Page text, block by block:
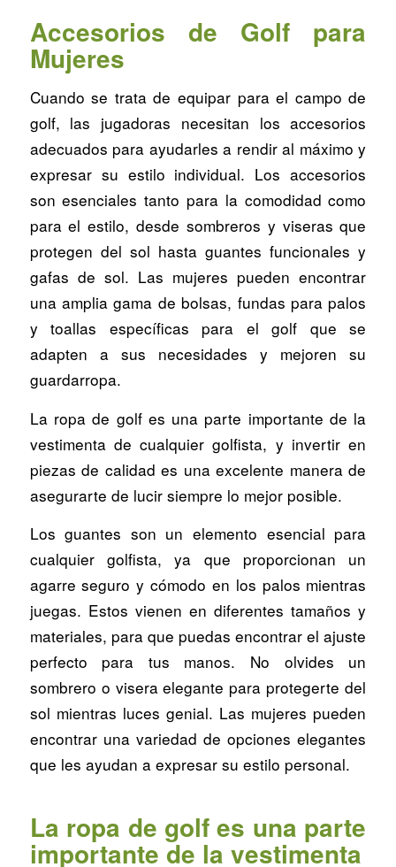
Accesorios de Golf para
Mujeres
Cuando se trata de equipar para el campo de
golf, las jugadoras necesitan los accesorios
adecuados para ayudarles a rendir al máximo y
expresar su estilo individual. Los accesorios
son esenciales tanto para la comodidad como
para el estilo, desde sombreros y viseras que
protegen del sol hasta guantes funcionales y
gafas de sol. Las mujeres pueden encontrar
una amplia gama de bolsas, fundas para palos
y toallas específicas para el golf que se
adapten a sus necesidades y mejoren su
guardarropa.
La ropa de golf es una parte importante de la
vestimenta de cualquier golfista, y invertir en
piezas de calidad es una excelente manera de
asegurarte de lucir siempre lo mejor posible.
Los guantes son un elemento esencial para
cualquier golfista, ya que proporcionan un
agarre seguro y cómodo en los palos mientras
juegas. Estos vienen en diferentes tamaños y
materiales, para que puedas encontrar el ajuste
perfecto para tus manos. No olvides un
sombrero o visera elegante para protegerte del
sol mientras luces genial. Las mujeres pueden
encontrar una variedad de opciones elegantes
que les ayudan a expresar su estilo personal.
La ropa de golf es una parte
importante de la vestimenta